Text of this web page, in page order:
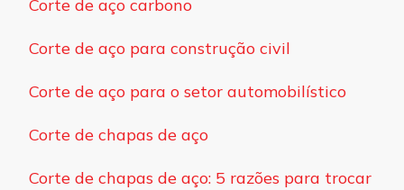
Corte de aço carbono
Corte de aço para construção civil
Corte de aço para o setor automobilístico
Corte de chapas de aço
Corte de chapas de aço: 5 razões para trocar